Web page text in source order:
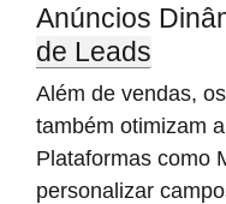
Anúncios
de Leads
Além de vendas, os
também otimizam
Plataformas como
personalizar